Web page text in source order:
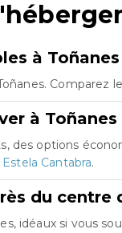
à Toñanes
à Toñanes
des options
Cantabra.
du centre
idéaux si vous